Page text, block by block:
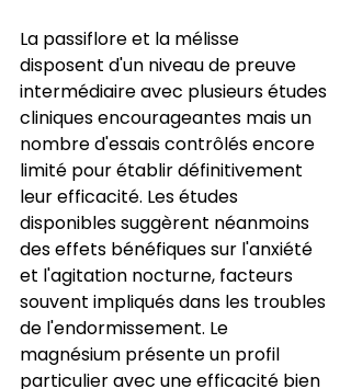
La passiflore et la mélisse
disposent d'un niveau de preuve
intermédiaire avec plusieurs études
cliniques encourageantes mais un
nombre d'essais contrôlés encore
limité pour établir définitivement
leur efficacité. Les études
disponibles suggèrent néanmoins
des effets bénéfiques sur l'anxiété
et l'agitation nocturne, facteurs
souvent impliqués dans les troubles
de l'endormissement. Le
magnésium présente un profil
particulier avec une efficacité bien